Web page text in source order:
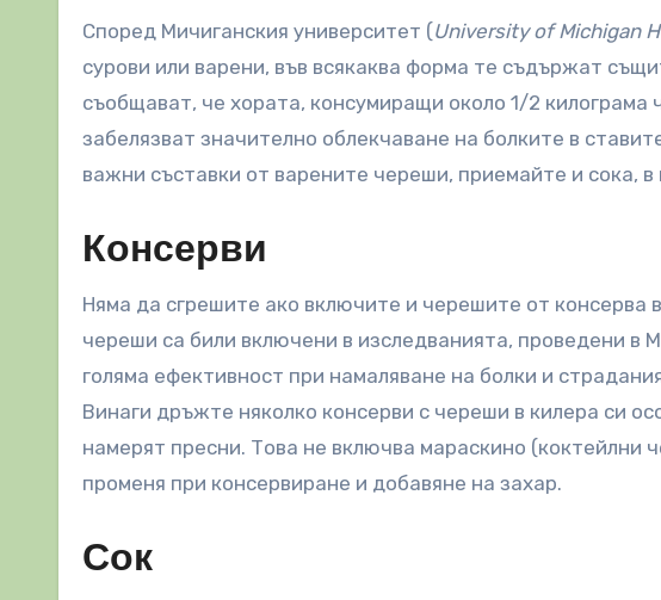
Според Мичиганския университет (University of Michigan
сурови или варени, във всякаква форма те съдържат
съобщават, че хората, консумиращи около 1/2
забелязват значително облекчаване на болките в
важни съставки от варените череши, приемайте и сока, в
Консерви
Няма да сгрешите ако включите и черешите от консерва
череши са били включени в изследванията, проведени в
голяма ефективност при намаляване на болки и
Винаги дръжте няколко консерви с череши в килера си
намерят пресни. Това не включва мараскино (коктейлни
променя при консервиране и добавяне на захар.
Сок